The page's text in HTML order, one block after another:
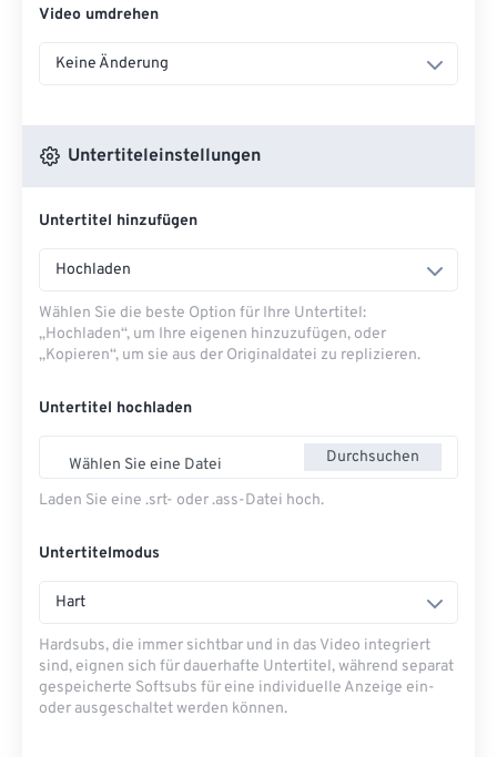
Video umdrehen
Keine Änderung
Untertiteleinstellungen
Untertitel hinzufügen
Hochladen
Wählen Sie die beste Option für Ihre Untertitel:
„Hochladen“, um Ihre eigenen hinzuzufügen, oder
„Kopieren“, um sie aus der Originaldatei zu replizieren.
Untertitel hochladen
Wählen Sie eine Datei Durchsuchen
Laden Sie eine .srt- oder .ass-Datei hoch.
Untertitelmodus
Hart
Hardsubs, die immer sichtbar und in das Video integriert
sind, eignen sich für dauerhafte Untertitel, während separat
gespeicherte Softsubs für eine individuelle Anzeige ein-
oder ausgeschaltet werden können.